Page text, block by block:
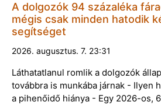
A dolgozók 94 százaléka
mégis csak minden hatodik
segítséget
2026. augusztus. 7. 23:31
Láthatatlanul romlik a dolgozók
továbbra is munkába járnak - Ilyen
a pihenőidő hiánya - Egy 2026-os,